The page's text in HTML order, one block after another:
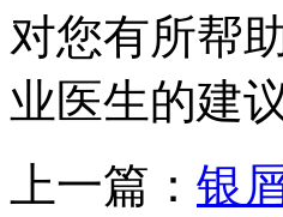
对您有所帮
业医生的建
上一篇： 银